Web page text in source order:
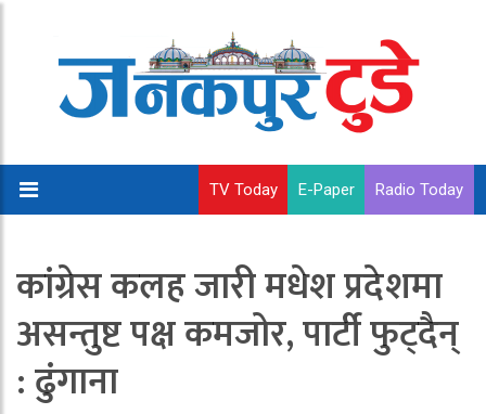
TV Today E-Paper Radio Today
कांग्रेस कलह जारी मधेश प्रदेशमा
असन्तुष्ट पक्ष कमजोर, पार्टी फुट्दैन्
: ढुंगाना